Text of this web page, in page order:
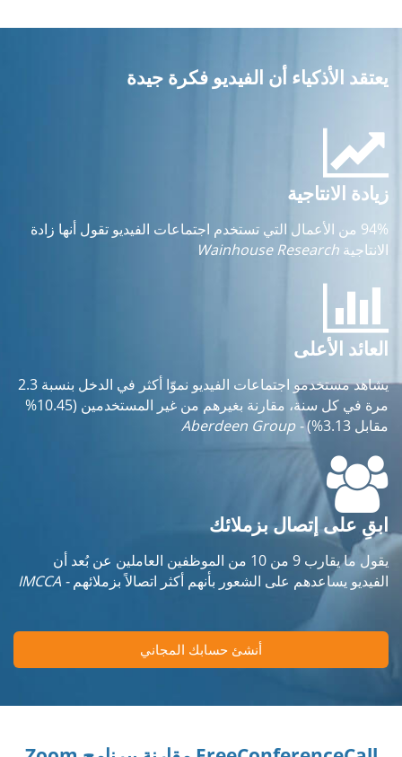
يعتقد الأذكياء أن الفيديو فكرة جيدة
زيادة الانتاجية
94% من الأعمال التي تستخدم اجتماعات الفيديو تقول أنها زادة
الانتاجية Wainhouse Research
العائد الأعلى
يشاهد مستخدمو اجتماعات الفيديو نموّا أكثر في الدخل بنسبة 2.3
مرة في كل سنة، مقارنة بغيرهم من غير المستخدمين (10.45%
مقابل 3.13%)
- Aberdeen Group
ابقِ على إتصال بزملائك
يقول ما يقارب 9 من 10 من الموظفين العاملين عن بُعد أن
الفيديو يساعدهم على الشعور بأنهم أكثر اتصالاً بزملائهم- IMCCA
أنشئ حسابك المجاني